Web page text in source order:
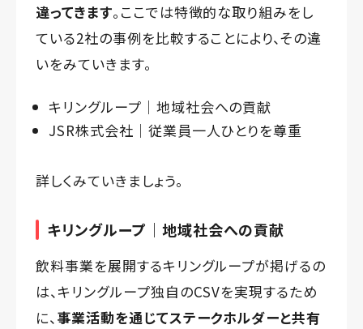
違ってきます。ここでは特徴的な取り組みをし
ている2社の事例を比較することにより、その違
いをみていきます。
キリングループ｜地域社会への貢献
JSR株式会社｜従業員一人ひとりを尊重
詳しくみていきましょう。
キリングループ｜地域社会への貢献
飲料事業を展開するキリングループが掲げるの
は、キリングループ独自のCSVを実現するため
に、事業活動を通じてステークホルダーと共有